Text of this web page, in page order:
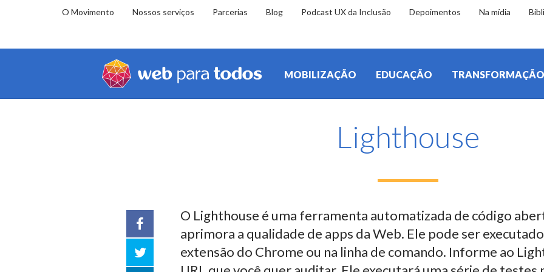
O Movimento Nossos serviços Parcerias Blog Podcast UX da Inclusão Depoimentos Na mídia
MOBILIZAÇÃO EDUCAÇÃO TRANSFORMAÇÃO
Educação
Lighthouse
Facebook
Twitter
O Lighthouse é uma ferramenta automatizada de código
aprimora a qualidade de apps da Web. Ele pode ser
extensão do Chrome ou na linha de comando. Informe ao